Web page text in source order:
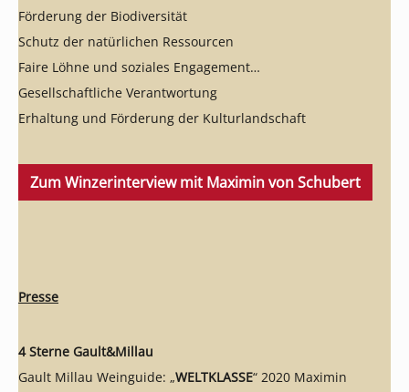
Förderung der Biodiversität
Schutz der natürlichen Ressourcen
Faire Löhne und soziales Engagement
Gesellschaftliche Verantwortung
Erhaltung und Förderung der Kulturlandschaft
Zum Winzerinterview mit Maximin von Schubert
Presse
4 Sterne Gault&Millau
Gault Millau Weinguide: „WELTKLASSE“ 2020 Maximin